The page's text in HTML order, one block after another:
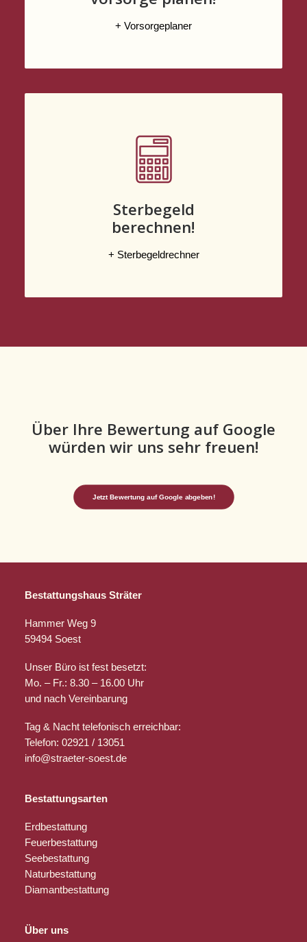
+ Vorsorgeplaner
Sterbegeld
berechnen!
+ Sterbegeldrechner
Über Ihre Bewertung auf Google
würden wir uns sehr freuen!
Jetzt Bewertung auf Google abgeben!
Bestattungshaus Sträter
Hammer Weg 9
59494 Soest
Unser Büro ist fest besetzt:
Mo. – Fr.: 8.30 – 16.00 Uhr
und nach Vereinbarung
Tag & Nacht telefonisch erreichbar:
Telefon: 02921 / 13051
info@straeter-soest.de
Bestattungsarten
Erdbestattung
Feuerbestattung
Seebestattung
Naturbestattung
Diamantbestattung
Über uns